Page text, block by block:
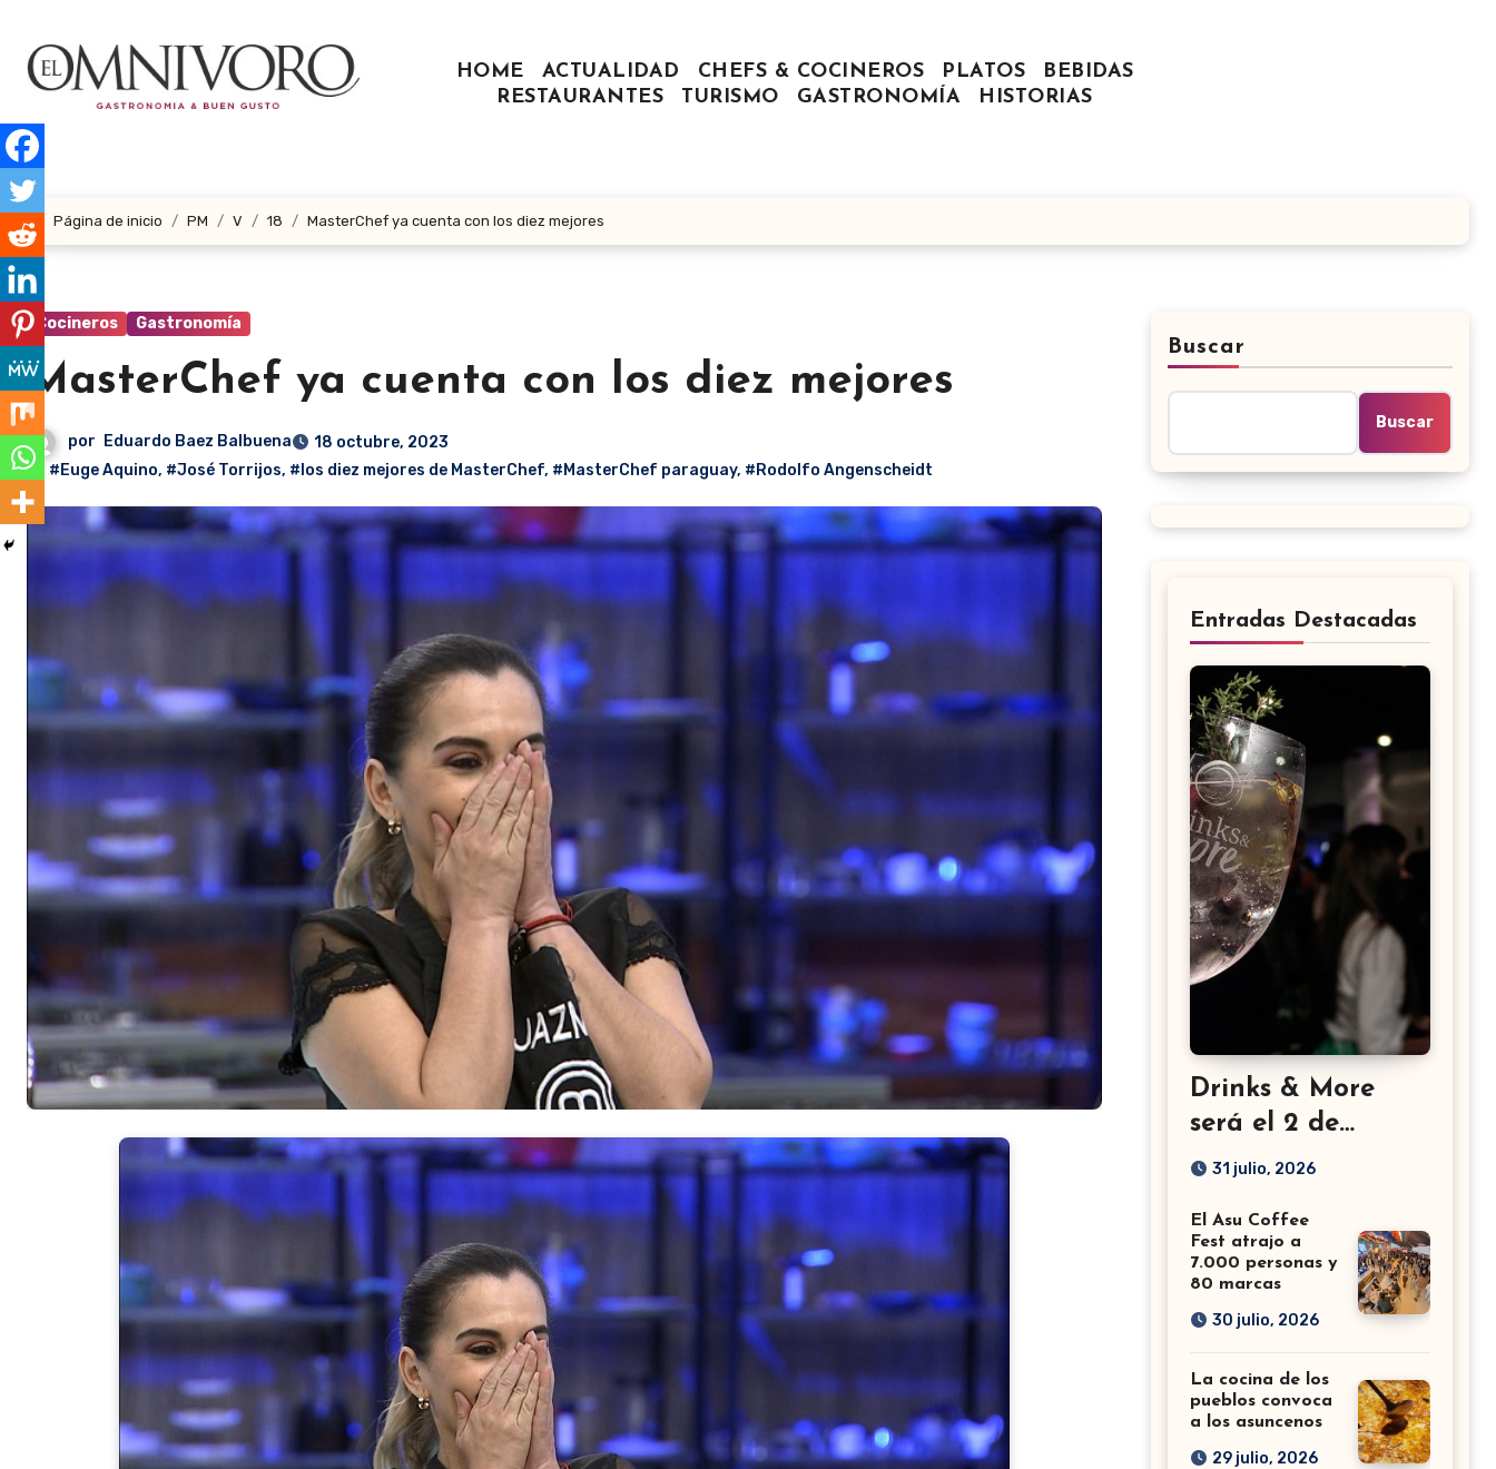
contenido
HOME ACTUALIDAD CHEFS & COCINEROS PLATOS
BEBIDAS
RESTAURANTES
TURISMO GASTRONOMÍA HISTORIAS
Página de inicio PM V 18 MasterChef ya cuenta con los diez mejores
Cocineros Gastronomía
MasterChef ya cuenta con los diez mejores
por Eduardo Baez Balbuena
18 octubre, 2023
#Euge Aquino, #José Torrijos, #los diez mejores de MasterChef, #MasterChef paraguay, #Rodolfo Angenscheidt
Buscar
Buscar
Entradas Destacadas
Drinks & More
será el 2 de
setiembre en el
31 julio, 2026
El Asu Coffee
Fest atrajo a
7.000 personas y
80 marcas
30 julio, 2026
La cocina de los
pueblos convoca
a los asuncenos
29 julio, 2026